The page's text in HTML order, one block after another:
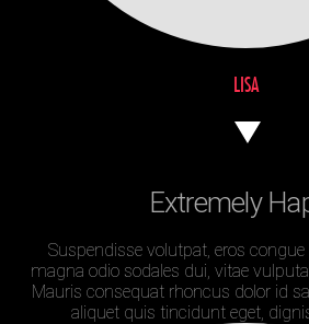
LISA
Extremely
Suspendisse volutpat, eros congue
magna odio sodales dui, vitae
Mauris consequat rhoncus dolor id
aliquet quis tincidunt eget,